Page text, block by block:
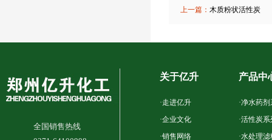
上一篇：木质粉状活性炭
全国销售热线
关于亿升
·走进亿升
·企业文化
·销售网络
产品中
·净水药剂
·活性炭系
·水处理滤